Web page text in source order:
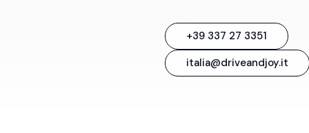
+39 337 27 3351
italia@driveandjoy.it